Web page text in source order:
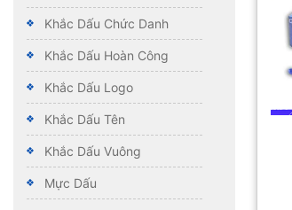
Khắc Dấu Chức Danh
Khắc Dấu Hoàn Công
Khắc Dấu Logo
Khắc Dấu Tên
Khắc Dấu Vuông
Mực Dấu